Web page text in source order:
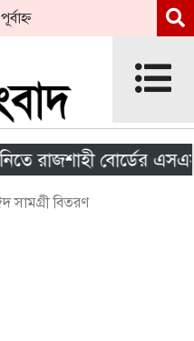
বোর্ডের এসএসসির
সামগ্রী বিতরণ